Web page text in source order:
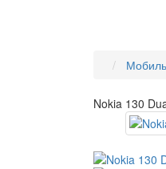
Nokia 130